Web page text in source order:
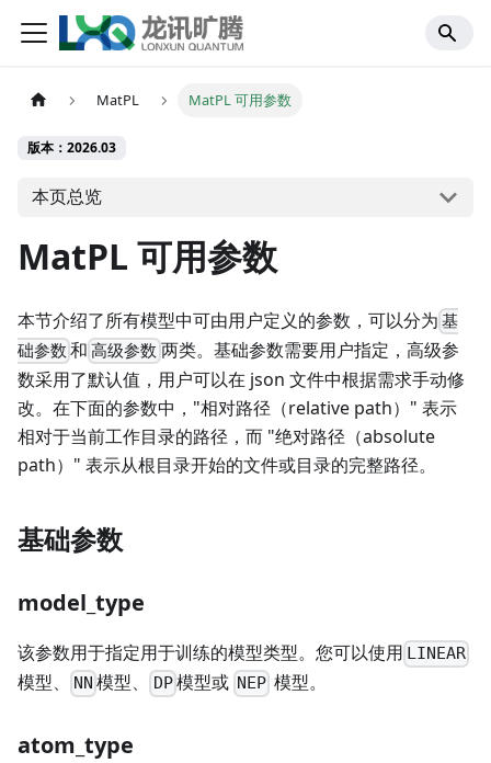
MatPL MatPL 可用参数
版本：2026.03
本页总览
MatPL 可用参数
本节介绍了所有模型中可由用户定义的参数，可以分为 基
础参数 和高级参数 两类。基础参数需要用户指定，高级参
数采用了默认值，用户可以在 json 文件中根据需求手动修
改。在下面的参数中，"相对路径（relative path）" 表示
相对于当前工作目录的路径，而 "绝对路径（absolute
path）" 表示从根目录开始的文件或目录的完整路径。
基础参数
model_type
该参数用于指定用于训练的模型类型。您可以使用 LINEAR
模型、 NN 模型、 DP模型或 NEP 模型。
atom_type